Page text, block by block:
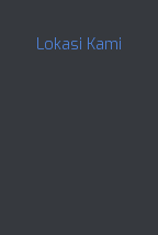
Lokasi Kami